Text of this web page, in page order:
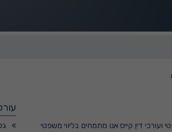
ועורכי דין קייס אנו מתמחים בליווי משפטי